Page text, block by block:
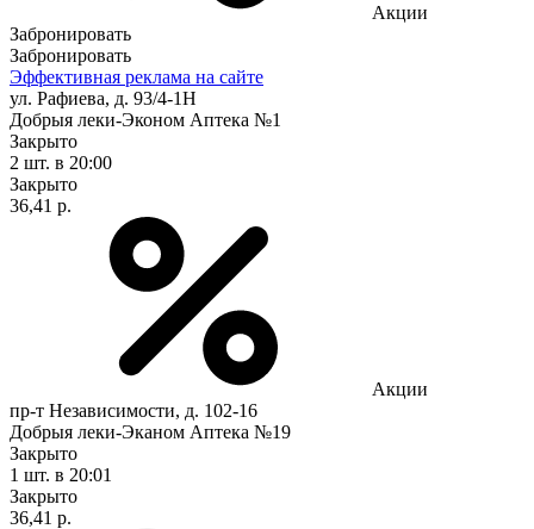
Акции
Забронировать
Забронировать
Эффективная реклама на сайте
ул. Рафиева, д. 93/4-1Н
Добрыя леки-Эконом Аптека №1
Закрыто
2 шт. в 20:00
Закрыто
36,41 р.
Акции
пр-т Независимости, д. 102-16
Добрыя леки-Эканом Аптека №19
Закрыто
1 шт. в 20:01
Закрыто
36,41 р.